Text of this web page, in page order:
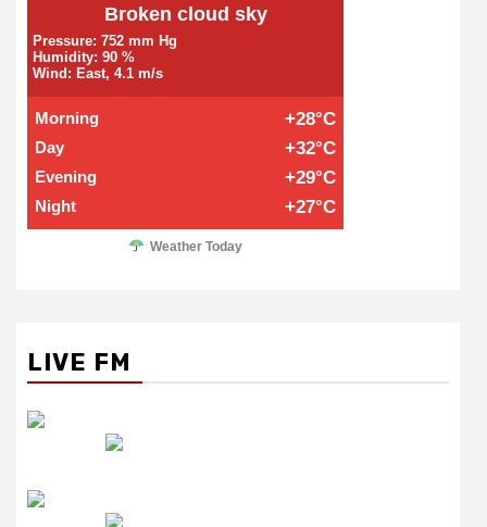
Broken cloud sky
Pressure: 752 mm Hg
Humidity: 90 %
Wind: East, 4.1 m/s
Morning +28°C
Day +32°C
Evening +29°C
Night +27°C
Weather Today
LIVE FM